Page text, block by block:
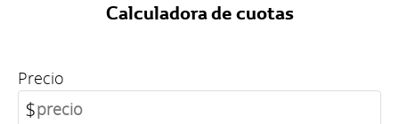
Calculadora de cuotas
Precio
$